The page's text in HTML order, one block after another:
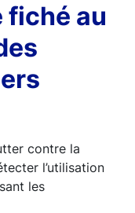
fiché au
contre la
l’utilisation
les